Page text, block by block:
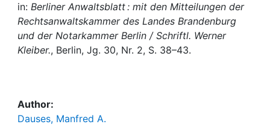
in: Berliner Anwaltsblatt : mit den Mitteilungen der
Rechtsanwaltskammer des Landes Brandenburg
und der Notarkammer Berlin / Schriftl. Werner
Kleiber., Berlin, Jg. 30, Nr. 2, S. 38–43.
Author:
Dauses, Manfred A.